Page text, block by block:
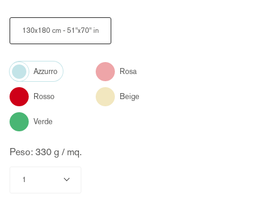
Size
130x180 cm - 51"x70" in
Color
Azzurro
Rosa
Rosso Beige
Verde
Peso: 330 g / mq.
1